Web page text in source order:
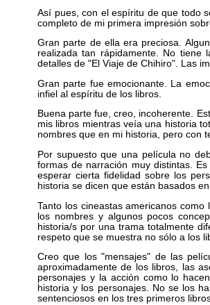
Así pues, con el espíritu de que todo
completo de mi primera impresión
Gran parte de ella era preciosa.
realizada tan rápidamente. No tiene
detalles de "El Viaje de Chihiro". Las
Gran parte fue emocionante. La
infiel al espíritu de los libros.
Buena parte fue, creo, incoherente.
mis libros mientras veía una historia
nombres que en mi historia, pero con
Por supuesto que una película no
formas de narración muy distintas.
esperar cierta fidelidad sobre los
historia se dicen que están basados
Tanto los cineastas americanos
los nombres y algunos pocos
historia/s por una trama totalmente
respeto que se muestra no sólo a los
Creo que los "mensajes" de las
aproximadamente de los libros, las
personajes y la acción como lo
historia y los personajes. No se los
sentenciosos en los tres primeros